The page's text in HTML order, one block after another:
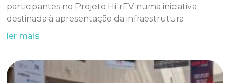
participantes no Projeto Hi-rEV numa iniciativa
destinada à apresentação da infraestrutura
ler mais